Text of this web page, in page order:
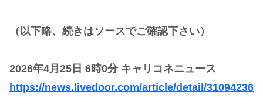
（以下略、続きはソースでご確認下さい）
2026年4月25日 6時0分 キャリコネニュース
https://news.livedoor.com/article/detail/31094236